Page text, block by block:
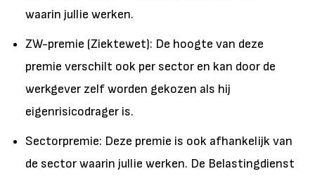
waarin jullie werken.
ZW-premie (Ziektewet): De hoogte van deze
premie verschilt ook per sector en kan door de
werkgever zelf worden gekozen als hij
eigenrisicodrager is.
Sectorpremie: Deze premie is ook afhankelijk van
de sector waarin jullie werken. De Belastingdienst